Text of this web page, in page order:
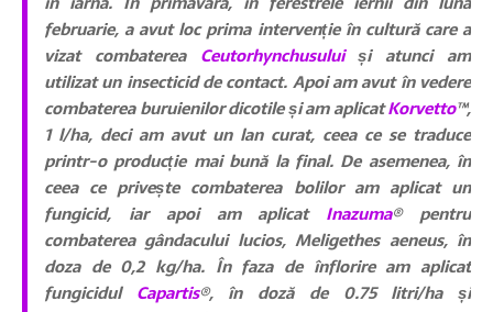
februarie, a avut loc prima intervenție în cultură care a
vizat combaterea Ceutorhynchusuluiși atunci am
utilizat un insecticid de contact. Apoi am avut în vedere
combaterea buruienilor dicotile și am aplicatKorvetto™,
1 l/ha, deci am avut un lan curat, ceea ce se traduce
printr-o producție mai bună la final. De asemenea, în
ceea ce privește combaterea bolilor am aplicat un
fungicid, iar apoi am aplicat Inazuma®pentru
combaterea gândacului lucios, Meligethes aeneus, în
doza de 0,2 kg/ha. În faza de înflorire am aplicat
fungicidul Capartis®, în doză de 0.75 litri/ha și